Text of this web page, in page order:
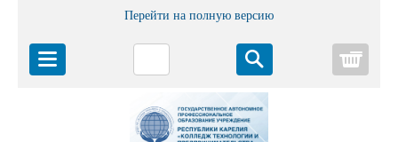
Перейти на полную версию